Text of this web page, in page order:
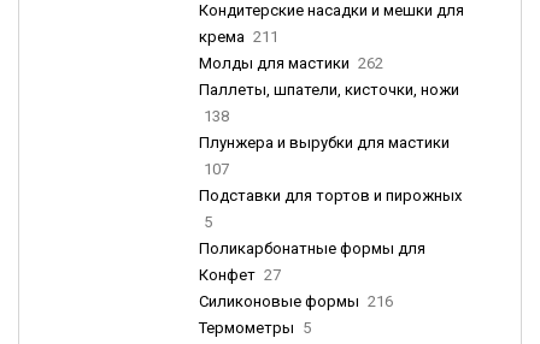
Кондитерские насадки и мешки для
крема 211
Молды для мастики 262
Паллеты, шпатели, кисточки, ножи
138
Плунжера и вырубки для мастики
107
Подставки для тортов и пирожных
5
Поликарбонатные формы для
Конфет 27
Силиконовые формы 216
Термометры 5